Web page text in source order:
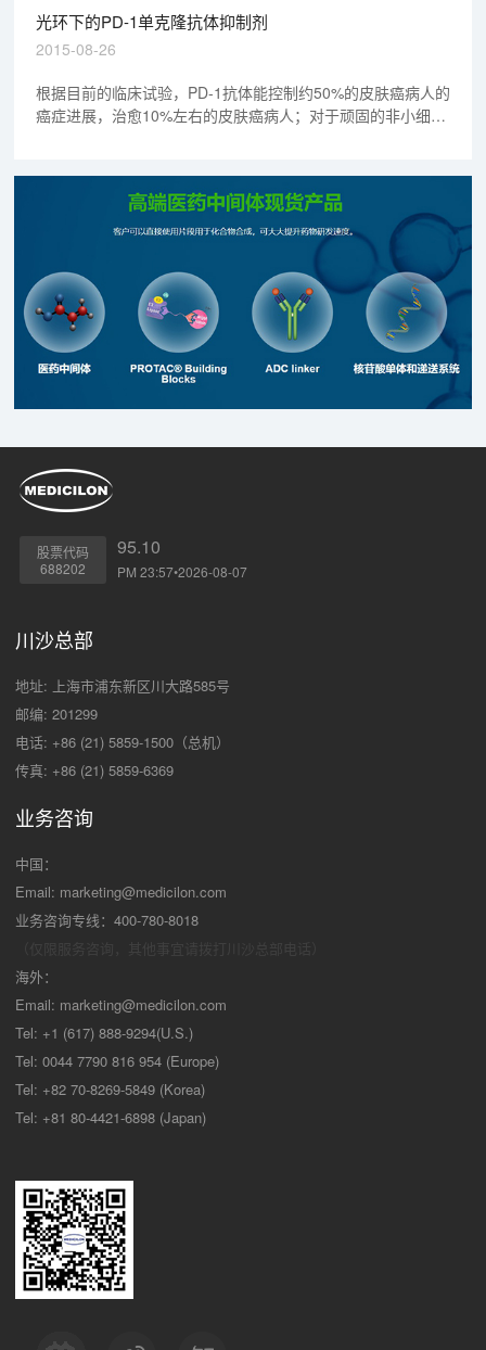
光环下的PD-1单克隆抗体抑制剂
2015-08-26
根据目前的临床试验，PD-1抗体能控制约50%的皮肤癌病人的
癌症进展，治愈10%左右的皮肤癌病人；对于顽固的非小细胞
股票代码
688202
95.10
PM 23:57•2026-08-07
川沙总部
地址: 上海市浦东新区川大路585号
邮编: 201299
电话: +86 (21) 5859-1500（总机）
传真: +86 (21) 5859-6369
业务咨询
中国：
Email: marketing@medicilon.com
业务咨询专线：400-780-8018
海外：
Email: marketing@medicilon.com
Tel: +1 (617) 888-9294(U.S.)
Tel: 0044 7790 816 954 (Europe)
Tel: +82 70-8269-5849 (Korea)
Tel: +81 80-4421-6898 (Japan)